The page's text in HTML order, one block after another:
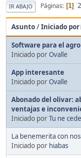
IR ABAJO Páginas 1 2
Asunto/Iniciado por
Software para el agro
Iniciado por Ovalle
App interesante
Iniciado por Ovalle
Abonado del olivar:
ventajas e
Iniciado porTu ne
La benemerita con
Iniciado por hiabas